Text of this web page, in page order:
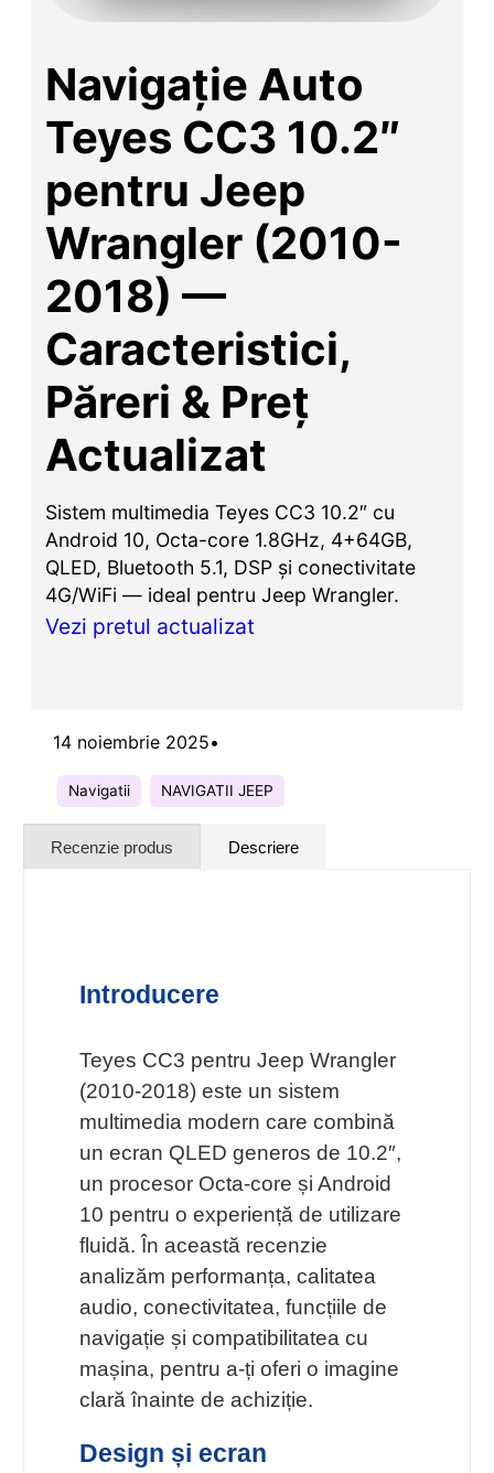
Navigație Auto
Teyes CC3 10.2″
pentru Jeep
Wrangler (2010-
2018) —
Caracteristici,
Păreri & Preț
Actualizat
Sistem multimedia Teyes CC3 10.2″ cu
Android 10, Octa-core 1.8GHz, 4+64GB,
QLED, Bluetooth 5.1, DSP și conectivitate
4G/WiFi — ideal pentru Jeep Wrangler.
Vezi pretul actualizat
14 noiembrie 2025•
Navigatii NAVIGATII JEEP
Recenzie produs Descriere
Introducere
Teyes CC3 pentru Jeep Wrangler
(2010-2018) este un sistem
multimedia modern care combină
un ecran QLED generos de 10.2″,
un procesor Octa-core și Android
10 pentru o experiență de utilizare
fluidă. În această recenzie
analizăm performanța, calitatea
audio, conectivitatea, funcțiile de
navigație și compatibilitatea cu
mașina, pentru a-ți oferi o imagine
clară înainte de achiziție.
Design și ecran